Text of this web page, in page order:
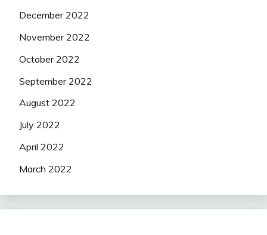
December 2022
November 2022
October 2022
September 2022
August 2022
July 2022
April 2022
March 2022